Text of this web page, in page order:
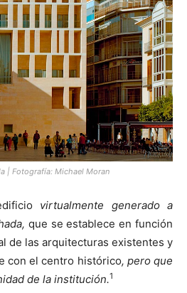
| Fotografía: Michael Moran
virtualmente generado a
que se establece en función
de las arquitecturas existentes y
con el centro histórico, pero que
de la institución.1